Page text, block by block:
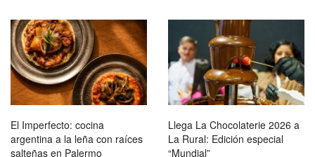
El Imperfecto: cocina
argentina a la leña con raíces
salteñas en Palermo
Llega La Chocolaterie 2026 a
La Rural: Edición especial
“Mundial”